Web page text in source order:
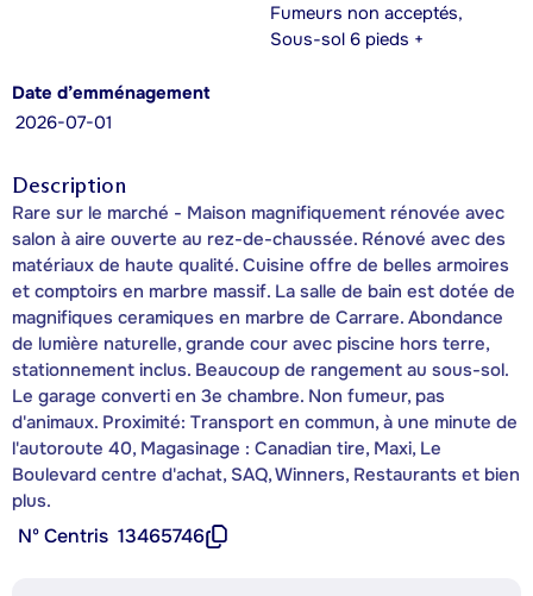
Fumeurs non acceptés,
Sous-sol 6 pieds +
Date d’emménagement
2026-07-01
Description
Rare sur le marché - Maison magnifiquement rénovée avec
salon à aire ouverte au rez-de-chaussée. Rénové avec des
matériaux de haute qualité. Cuisine offre de belles armoires
et comptoirs en marbre massif. La salle de bain est dotée de
magnifiques ceramiques en marbre de Carrare. Abondance
de lumière naturelle, grande cour avec piscine hors terre,
stationnement inclus. Beaucoup de rangement au sous-sol.
Le garage converti en 3e chambre. Non fumeur, pas
d'animaux. Proximité: Transport en commun, à une minute de
l'autoroute 40, Magasinage : Canadian tire, Maxi, Le
Boulevard centre d'achat, SAQ, Winners, Restaurants et bien
plus.
Nº Centris 13465746